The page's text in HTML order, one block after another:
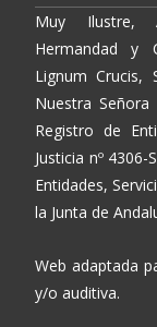
Muy Ilustre,
Hermandad y
Lignum Crucis,
Nuestra
Registro de
Justicia nº 4306-
Entidades,
la Junta de
Web adaptada
y/o auditiva.